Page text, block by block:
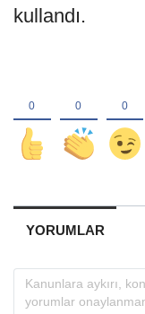
kullandı.
YORUMLAR